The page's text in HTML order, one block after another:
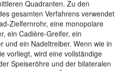
Quadranten. Zu den
gesamten Verfahrens verwendet
Zielfernrohr, eine monopolare
ein Cadière-Greifer, ein
und ein Nadeltreiber. Wenn wie in
vorliegt, wird eine vollständige
Speiseröhre und der bilateralen